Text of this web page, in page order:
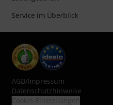
Service im Überblick
AGB/Impressum
Datenschutzhinweise